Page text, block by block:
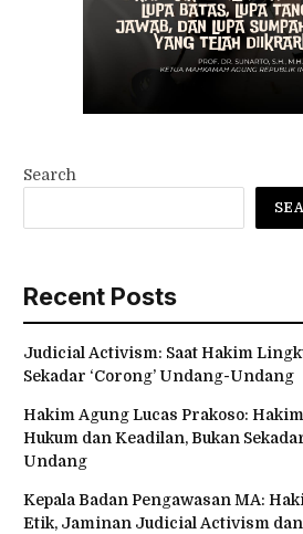
Search
Recent Posts
Judicial Activism: Saat Hakim
Sekadar ‘Corong’ Undang-Undang
Hakim Agung Lucas Prakoso:
Hukum dan Keadilan, Bukan
Undang
Kepala Badan Pengawasan MA:
Etik, Jaminan Judicial Activism